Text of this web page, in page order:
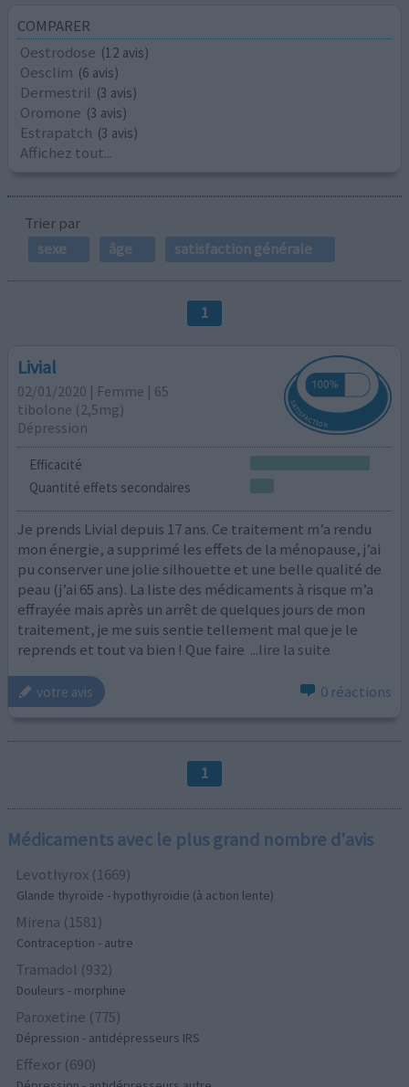
COMPARER
Oestrodose (12 avis)
Oesclim (6 avis)
Dermestril (3 avis)
Oromone (3 avis)
Estrapatch (3 avis)
Affichez tout...
Trier par
sexe
âge satisfaction générale
1
Livial
02/01/2020 | Femme | 65
tibolone (2,5mg)
Dépression
Efficacité
Quantité effets secondaires
Je prends Livial depuis 17 ans. Ce traitement m’a rendu
mon énergie, a supprimé les effets de la ménopause, j’ai
pu conserver une jolie silhouette et une belle qualité de
peau (j’ai 65 ans). La liste des médicaments à risque m’a
effrayée mais après un arrêt de quelques jours de mon
traitement, je me suis sentie tellement mal que je le
reprends et tout va bien ! Que faire ...lire la suite
votre avis 0 réactions
1
Médicaments avec le plus grand nombre d'avis
Levothyrox (1669)
Glande thyroïde - hypothyroïdie (à action lente)
Mirena (1581)
Contraception - autre
Tramadol (932)
Douleurs - morphine
Paroxetine (775)
Dépression - antidépresseurs IRS
Effexor (690)